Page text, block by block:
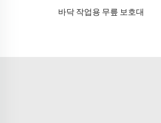
바닥 작업용 무릎 보호대